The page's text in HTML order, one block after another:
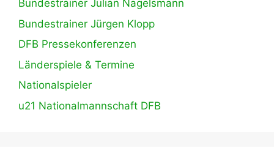
Bundestrainer Julian Nagelsmann
Bundestrainer Jürgen Klopp
DFB Pressekonferenzen
Länderspiele & Termine
Nationalspieler
u21 Nationalmannschaft DFB